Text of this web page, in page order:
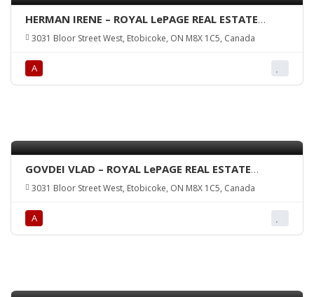
HERMAN IRENE – ROYAL LePAGE REAL ESTATE
SERVICES LTD., Brokerage
3031 Bloor Street West, Etobicoke, ON M8X 1C5, Canada
А
GOVDEI VLAD – ROYAL LePAGE REAL ESTATE
SERVICES LTD., Brokerage
3031 Bloor Street West, Etobicoke, ON M8X 1C5, Canada
А